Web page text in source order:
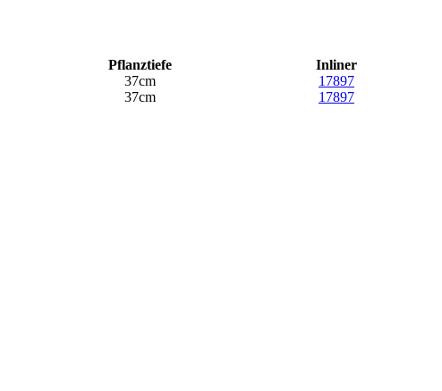
Pflanztiefe
Inliner
37cm
17897
37cm 17897